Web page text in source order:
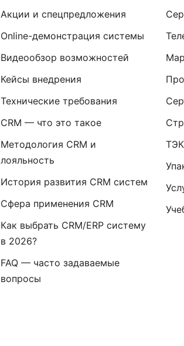
Акции и спецпредложения
Online-демонстрация системы
Видеообзор возможностей
Кейсы внедрения
Технические требования
CRM — что это такое
Методология CRM и
лояльность
История развития CRM систем
Сфера применения CRM
Как выбрать CRM/ERP систему
в 2026?
FAQ — часто задаваемые
вопросы
ТЭК